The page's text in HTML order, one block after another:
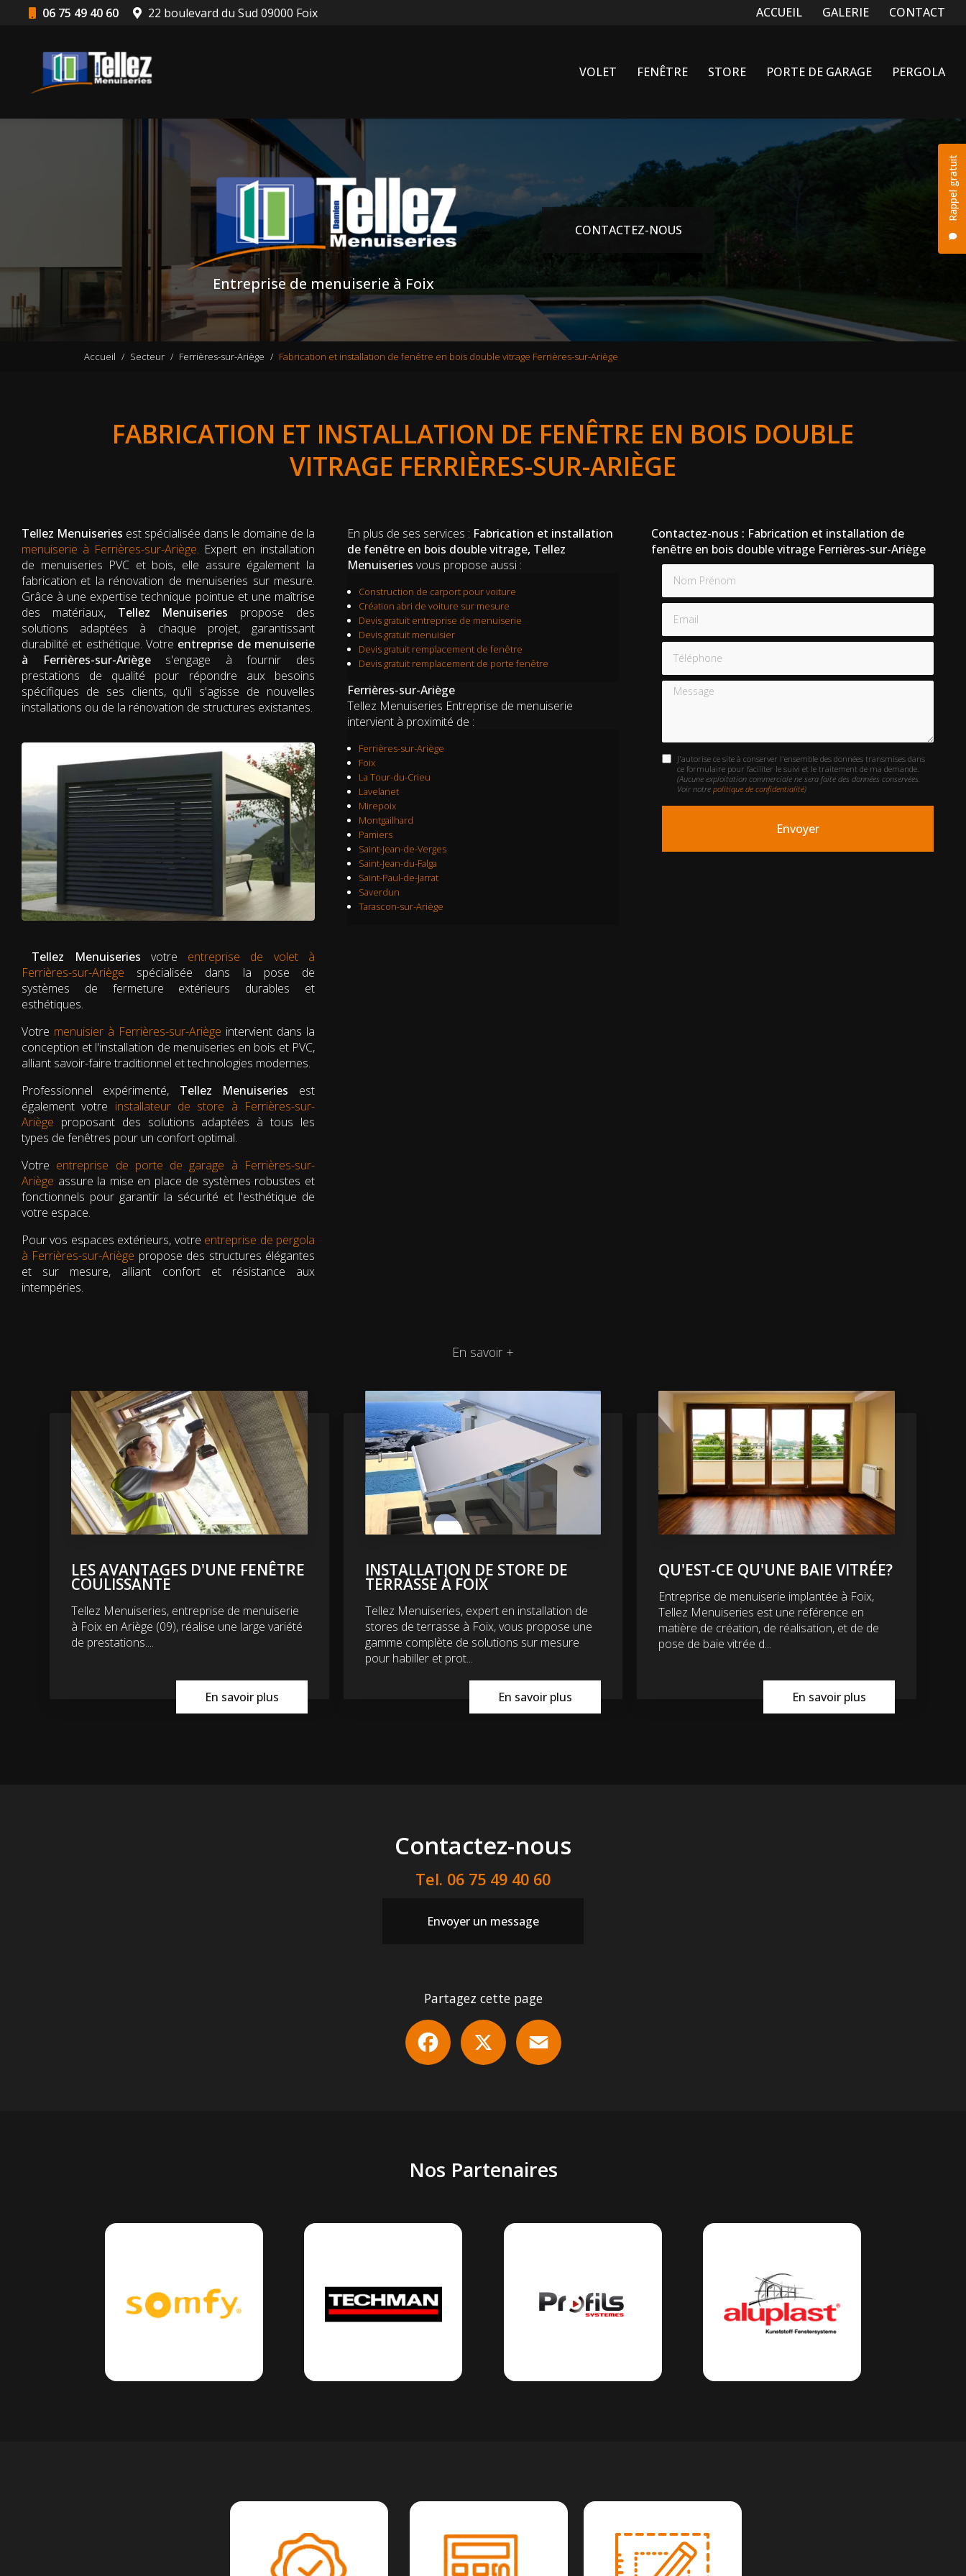
06 75 49 40 60 22 boulevard du Sud 09000 Foix Navigation secondaire
ACCUEIL GALERIE CONTACT
Rappel gratuit
VOLET FENÊTRE STORE PORTE DE GARAGE PERGOLA
Entreprise de menuiserie à Foix
CONTACTEZ-NOUS
Accueil Secteur Ferrières-sur-Ariège Fabrication et installation de fenêtre en bois double vitrage Ferrières-sur-Ariège
FABRICATION ET INSTALLATION DE FENÊTRE EN BOIS DOUBLE
VITRAGE FERRIÈRES-SUR-ARIÈGE
Tellez Menuiseries est spécialisée dans le domaine de la
menuiserie à Ferrières-sur-Ariège. Expert en installation
de menuiseries PVC et bois, elle assure également la
fabrication et la rénovation de menuiseries sur mesure.
Grâce à une expertise technique pointue et une maîtrise
des matériaux, Tellez Menuiseries propose des
solutions adaptées à chaque projet, garantissant
durabilité et esthétique. Votre entreprise de menuiserie
à Ferrières-sur-Ariège s'engage à fournir des
prestations de qualité pour répondre aux besoins
spécifiques de ses clients, qu'il s'agisse de nouvelles
installations ou de la rénovation de structures existantes.
Tellez Menuiseries votre entreprise de volet à
Ferrières-sur-Ariège spécialisée dans la pose de
systèmes de fermeture extérieurs durables et
esthétiques.
Votre menuisier à Ferrières-sur-Ariège intervient dans la
conception et l'installation de menuiseries en bois et PVC,
alliant savoir-faire traditionnel et technologies modernes.
Professionnel expérimenté, Tellez Menuiseries est
également votre installateur de store à Ferrières-sur-
Ariège proposant des solutions adaptées à tous les
types de fenêtres pour un confort optimal.
Votre entreprise de porte de garage à Ferrières-sur-
Ariège assure la mise en place de systèmes robustes et
fonctionnels pour garantir la sécurité et l'esthétique de
votre espace.
Pour vos espaces extérieurs, votre entreprise de pergola
à Ferrières-sur-Ariège propose des structures élégantes
et sur mesure, alliant confort et résistance aux
intempéries.
En plus de ses services : Fabrication et installation
de fenêtre en bois double vitrage, Tellez
Menuiseries vous propose aussi :
Construction de carport pour voiture
Création abri de voiture sur mesure
Devis gratuit entreprise de menuiserie
Devis gratuit menuisier
Devis gratuit remplacement de fenêtre
Devis gratuit remplacement de porte fenêtre
Ferrières-sur-Ariège
Tellez Menuiseries Entreprise de menuiserie
intervient à proximité de :
Ferrières-sur-Ariège
Foix
La Tour-du-Crieu
Lavelanet
Mirepoix
Montgailhard
Pamiers
Saint-Jean-de-Verges
Saint-Jean-du-Falga
Saint-Paul-de-Jarrat
Saverdun
Tarascon-sur-Ariège
Contactez-nous : Fabrication et installation de
fenêtre en bois double vitrage Ferrières-sur-Ariège
Nom Prénom
Email
Téléphone
Message
J'autorise ce site à conserver l'ensemble des données transmises dans
ce formulaire pour faciliter le suivi et le traitement de ma demande.
(Aucune exploitation commerciale ne sera faite des données conservées.
Voir notre politique de confidentialité)
En savoir +
LES AVANTAGES D'UNE FENÊTRE
COULISSANTE
Tellez Menuiseries, entreprise de menuiserie
à Foix en Ariège (09), réalise une large variété
de prestations....
En savoir plus
INSTALLATION DE STORE DE
TERRASSE À FOIX
Tellez Menuiseries, expert en installation de
stores de terrasse à Foix, vous propose une
gamme complète de solutions sur mesure
pour habiller et prot...
En savoir plus
QU'EST-CE QU'UNE BAIE VITRÉE?
Entreprise de menuiserie implantée à Foix,
Tellez Menuiseries est une référence en
matière de création, de réalisation, et de de
pose de baie vitrée d...
En savoir plus
Contactez-nous
Tel. 06 75 49 40 60
Envoyer un message
Partagez cette page
Facebook
Nos Partenaires